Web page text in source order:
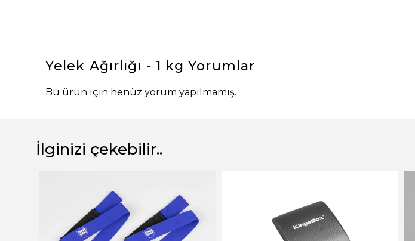
Yelek Ağırlığı - 1 kg Yorumlar
Bu ürün için henüz yorum yapılmamış.
İlginizi çekebilir..